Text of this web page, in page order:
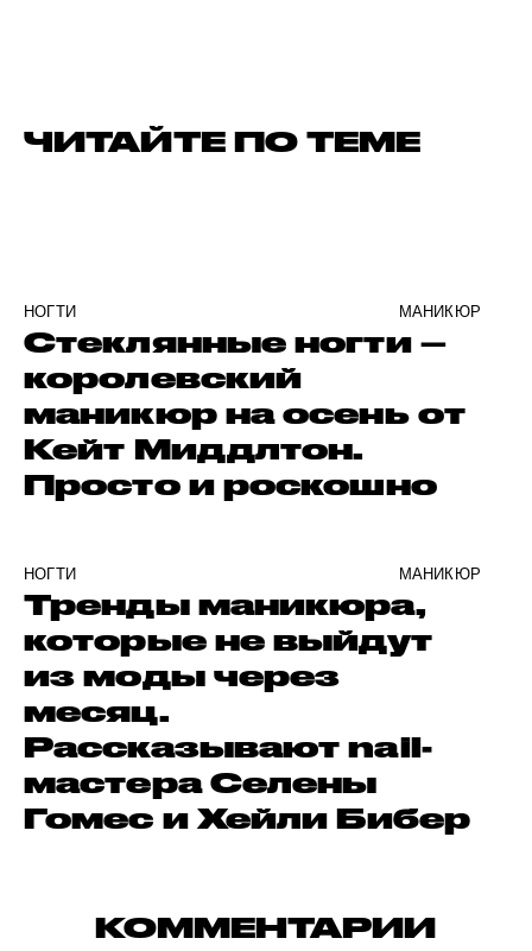
ЧИТАЙТЕ ПО ТЕМЕ
НОГТИ МАНИКЮР
Стеклянные ногти –
королевский
маникюр на осень от
Кейт Миддлтон.
Просто и роскошно
НОГТИ МАНИКЮР
Тренды маникюра,
которые не выйдут
из моды через
месяц.
Рассказывают nail-
мастера Селены
Гомес и Хейли Бибер
КОММЕНТАРИИ